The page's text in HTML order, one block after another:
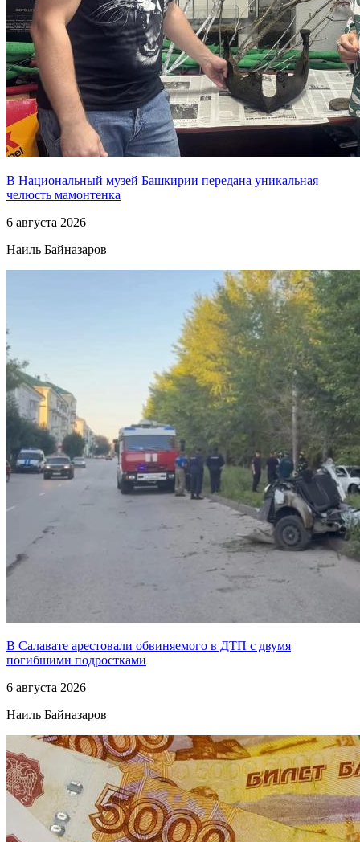
В Национальный музей Башкирии передана уникальная
челюсть мамонтенка
6 августа 2026
Наиль Байназаров
В Салавате арестовали обвиняемого в ДТП с двумя
погибшими подростками
6 августа 2026
Наиль Байназаров